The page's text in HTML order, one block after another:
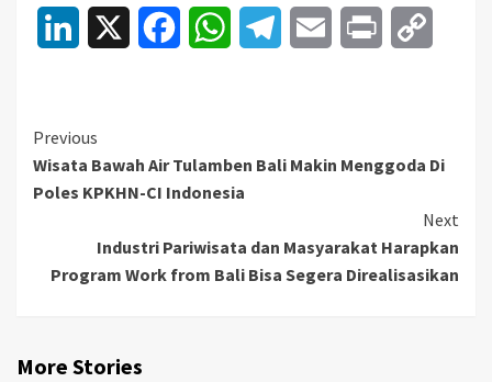
LinkedIn FacebookWhatsAppTelegramEmail Print
Continue
Reading
Previous
Wisata Bawah Air Tulamben Bali Makin Menggoda Di
Poles KPKHN-CI Indonesia
Next
Industri Pariwisata dan Masyarakat Harapkan
Program Work from Bali Bisa Segera Direalisasikan
More Stories